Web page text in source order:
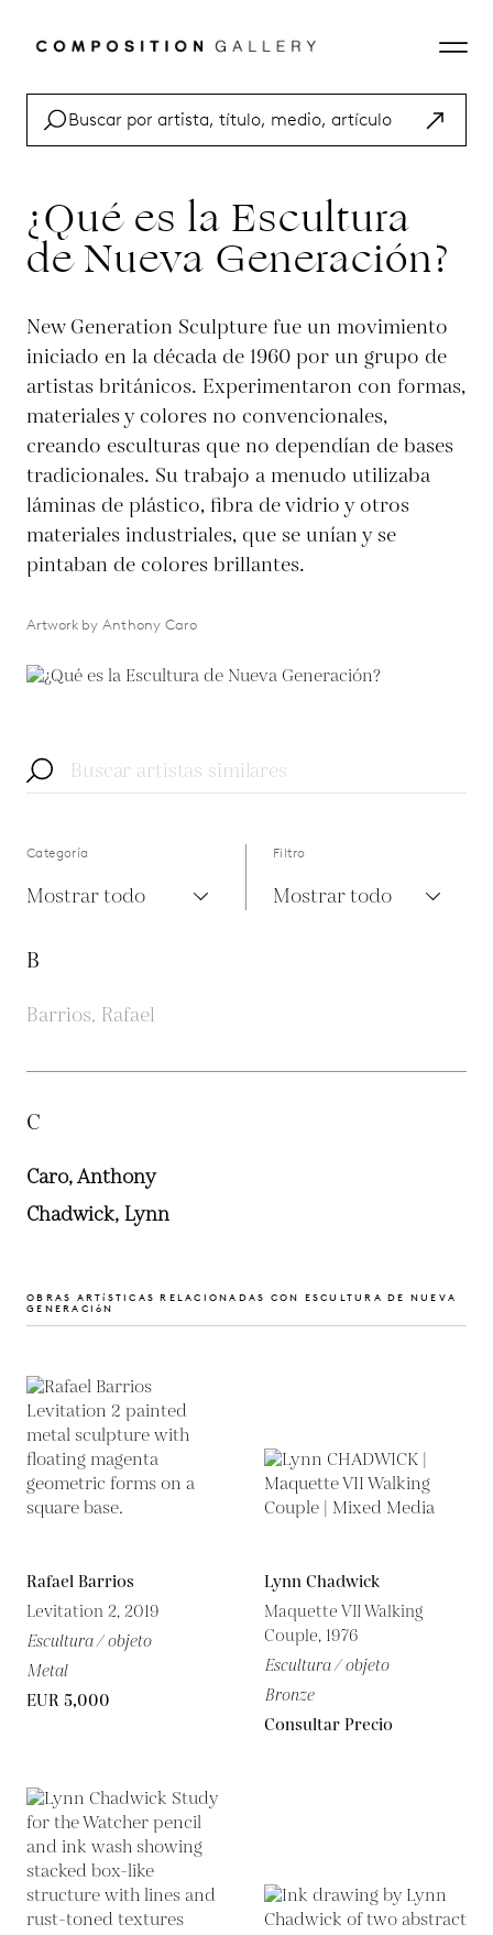
¿Qué es la Escultura
de Nueva Generación?
New Generation Sculpture fue un movimiento
iniciado en la década de 1960 por un grupo de
artistas británicos. Experimentaron con formas,
materiales y colores no convencionales,
creando esculturas que no dependían de bases
tradicionales. Su trabajo a menudo utilizaba
láminas de plástico, fibra de vidrio y otros
materiales industriales, que se unían y se
pintaban de colores brillantes.
Artwork by Anthony Caro
Categoría
Mostrar todo
Filtro
Mostrar todo
B
Barrios, Rafael
C
Caro, Anthony
Chadwick, Lynn
OBRAS ARTíSTICAS RELACIONADAS CON ESCULTURA DE NUEVA
GENERACIóN
Rafael Barrios
Levitation 2, 2019
Escultura / objeto
Metal
EUR 5,000
Lynn Chadwick
Maquette VII Walking
Couple, 1976
Escultura / objeto
Bronze
Consultar Precio